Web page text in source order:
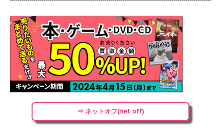
⇒ ネットオフ(net off)